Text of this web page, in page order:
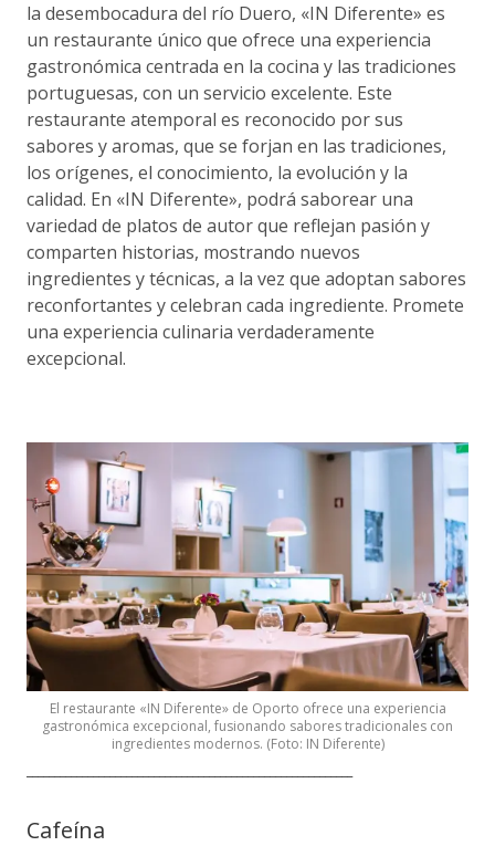
la desembocadura del río Duero, «IN Diferente» es
un restaurante único que ofrece una experiencia
gastronómica centrada en la cocina y las tradiciones
portuguesas, con un servicio excelente. Este
restaurante atemporal es reconocido por sus
sabores y aromas, que se forjan en las tradiciones,
los orígenes, el conocimiento, la evolución y la
calidad. En «IN Diferente», podrá saborear una
variedad de platos de autor que reflejan pasión y
comparten historias, mostrando nuevos
ingredientes y técnicas, a la vez que adoptan sabores
reconfortantes y celebran cada ingrediente. Promete
una experiencia culinaria verdaderamente
excepcional.
El restaurante «IN Diferente» de Oporto ofrece una experiencia
gastronómica excepcional, fusionando sabores tradicionales con
ingredientes modernos. (Foto: IN Diferente)
Cafeína